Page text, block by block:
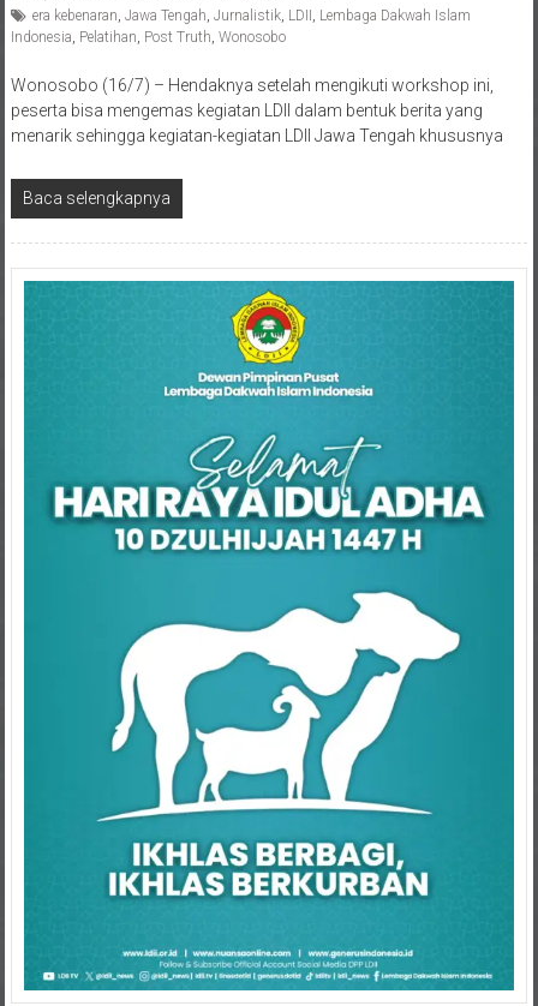
Indonesia,Pelatihan,Post Truth Wonosobo
peserta bisa mengemas kegiatan LDII dalam bentuk berita yang
menarik sehingga kegiatan-kegiatan LDII Jawa Tengah khususnya